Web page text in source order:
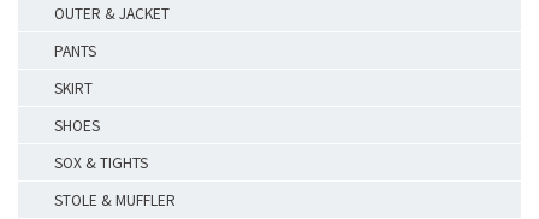
OUTER & JACKET
PANTS
SKIRT
SHOES
SOX & TIGHTS
STOLE & MUFFLER